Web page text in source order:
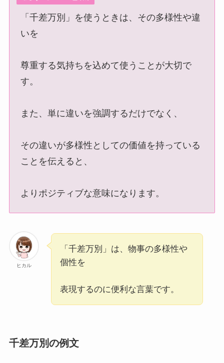
醸成(じょうせい)の意味とは？使い方や例文も
ブレーン(brain)とは？意味や使い方例文をわか
選！例文もわかりやすく解説
「千差万別」を使うときは、その多様性や違
いを
尊重する気持ちを込めて使うことが大切で
す。
また、単に違いを強調するだけでなく、
その違いが多様性としての価値を持っている
ことを伝えると、
よりポジティブな意味になります。
ヒカル
「千差万別」は、物事の多様性や
個性を
表現するのに便利な言葉です。
千差万別の例文